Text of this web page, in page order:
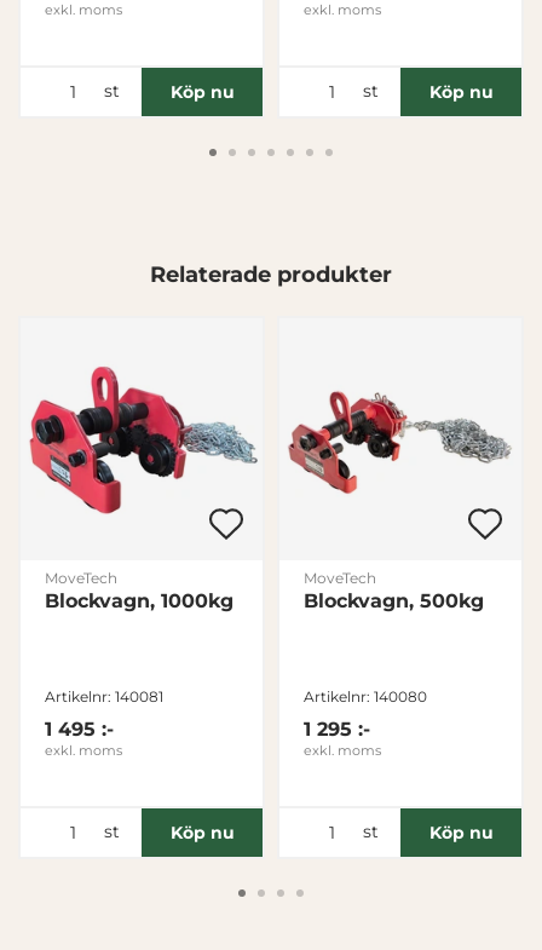
Visa detaljer
Tillåt urval
exkl. moms
st Köp nu
exkl. moms
st Köp nu
Relaterade produkter
MoveTech
Blockvagn, 1000kg
Artikelnr: 140081
1 495 :-
exkl. moms
st Köp nu
MoveTech
Blockvagn, 500kg
Artikelnr: 140080
1 295 :-
exkl. moms
st Köp nu